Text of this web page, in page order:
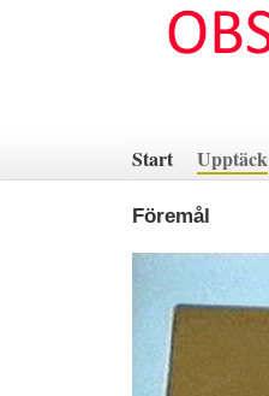
innehåll
Start Upptäck
Föremål